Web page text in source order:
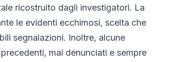
ricostruito dagli investigatori. La
le evidenti ecchimosi, scelta che
segnalazioni. Inoltre, alcune
mai denunciati e sempre